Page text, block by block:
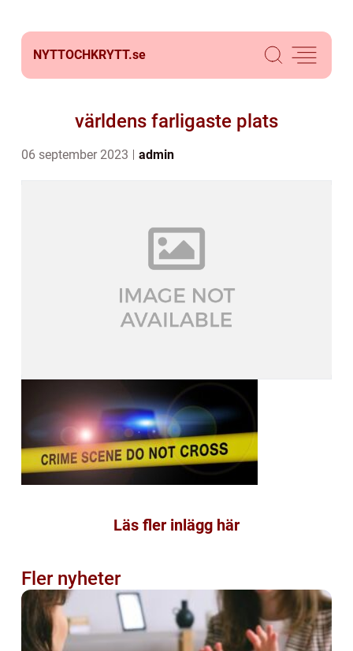
NYTTOCHKRYTT.se
världens farligaste plats
06 september 2023 admin
Läs fler inlägg här
Fler nyheter